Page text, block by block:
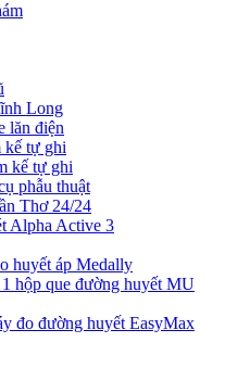
Long
lăn điện
kế tự ghi
kế tự ghi
phẫu thuật
Thơ 24/24
Alpha Active 3
huyết áp Medally
hộp que đường huyết MU
đo đường huyết EasyMax